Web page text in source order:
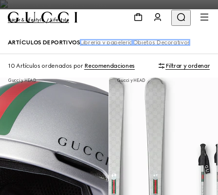
Décor & Lifestyle Lifestyle
ARTÍCULOS DEPORTIVOS Librería y papelería Objetos Decorativos
10 Artículos ordenados por Recomendaciones Filtrar y ordenar
Gucci y HEAD Gucci y HEAD